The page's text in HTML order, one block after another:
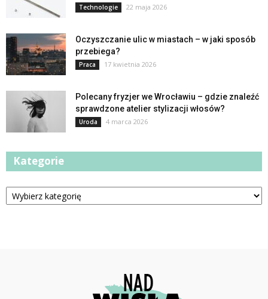
Technologie 22 maja 2026
Oczyszczanie ulic w miastach – w jaki sposób
przebiega?
Praca 17 kwietnia 2026
Polecany fryzjer we Wrocławiu – gdzie znaleźć
sprawdzone atelier stylizacji włosów?
Uroda 4 marca 2026
Kategorie
Kategorie